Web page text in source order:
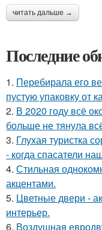
читать дальше →
Последние
1. Перебирала его
пустую упаковку от
2. В 2020 году всё
больше не тянула
3. Глухая туристка
- когда спасатели
4. Стильная
акцентами.
5. Цветные двери -
интерьер.
6. Воздушная